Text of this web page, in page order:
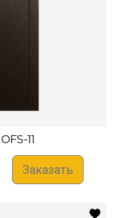
OFS-11
Заказать